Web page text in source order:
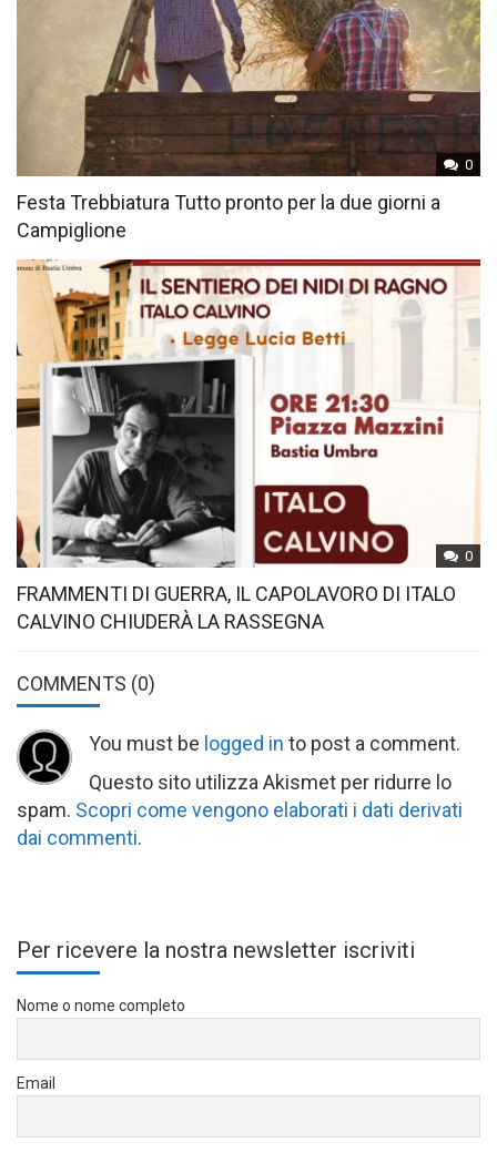
0
Festa Trebbiatura Tutto pronto per la due giorni a
Campiglione
0
FRAMMENTI DI GUERRA, IL CAPOLAVORO DI ITALO
CALVINO CHIUDERÀ LA RASSEGNA
COMMENTS (0)
You must be logged in to post a comment.
Questo sito utilizza Akismet per ridurre lo
spam. Scopri come vengono elaborati i dati derivati
dai commenti.
Per ricevere la nostra newsletter iscriviti
Nome o nome completo
Email